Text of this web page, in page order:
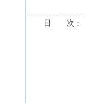
目 次：